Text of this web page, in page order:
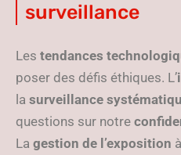
surveillance
Les tendances
poser des défis éthiques. L’
la surveillance
questions sur notre
La gestion de l’exposition